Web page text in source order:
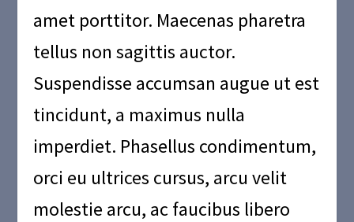
amet porttitor. Maecenas pharetra
tellus non sagittis auctor.
Suspendisse accumsan augue ut est
tincidunt, a maximus nulla
imperdiet. Phasellus condimentum,
orci eu ultrices cursus, arcu velit
molestie arcu, ac faucibus libero